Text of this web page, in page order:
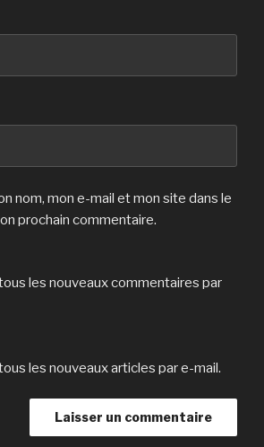
nom, mon e-mail et mon site dans le
prochain commentaire.
les nouveaux commentaires par
les nouveaux articles par e-mail.